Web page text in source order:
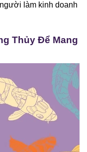
làm kinh doanh
Thủy Để Mang